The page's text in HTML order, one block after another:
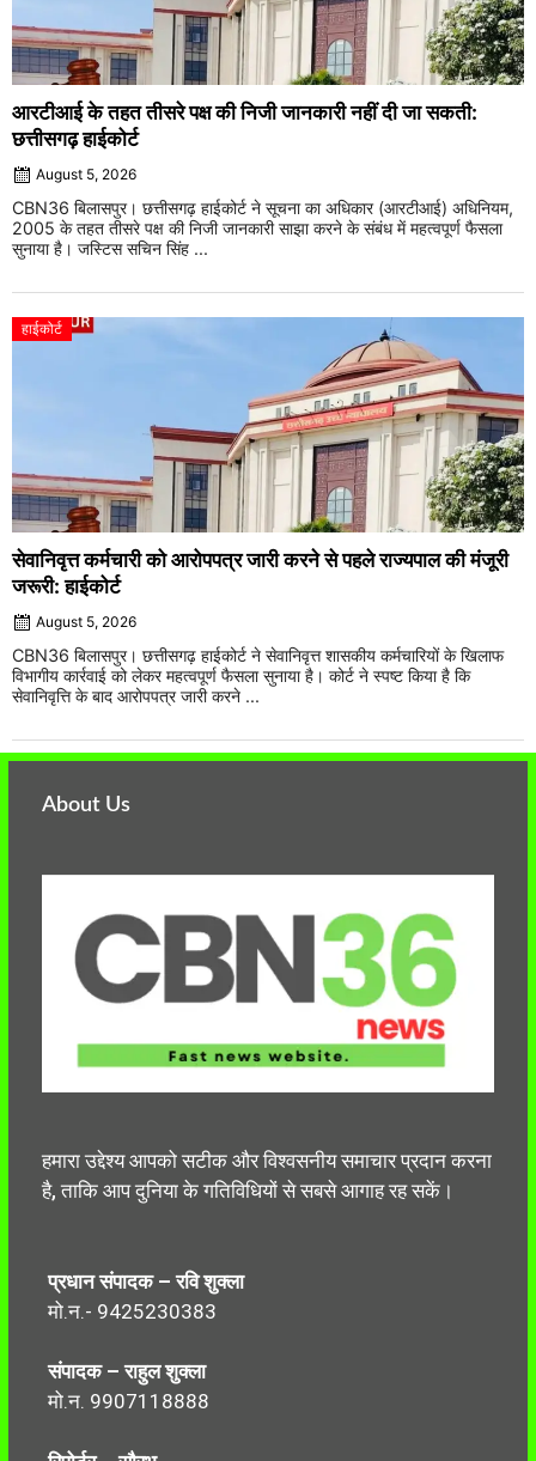
आरटीआई के तहत तीसरे पक्ष की निजी जानकारी नहीं दी जा सकती:
छत्तीसगढ़ हाईकोर्ट
August 5, 2026
CBN36 बिलासपुर। छत्तीसगढ़ हाईकोर्ट ने सूचना का अधिकार (आरटीआई) अधिनियम,
2005 के तहत तीसरे पक्ष की निजी जानकारी साझा करने के संबंध में महत्वपूर्ण फैसला
सुनाया है। जस्टिस सचिन सिंह ...
हाईकोर्ट
सेवानिवृत्त कर्मचारी को आरोपपत्र जारी करने से पहले राज्यपाल की मंजूरी
जरूरी: हाईकोर्ट
August 5, 2026
CBN36 बिलासपुर। छत्तीसगढ़ हाईकोर्ट ने सेवानिवृत्त शासकीय कर्मचारियों के खिलाफ
विभागीय कार्रवाई को लेकर महत्वपूर्ण फैसला सुनाया है। कोर्ट ने स्पष्ट किया है कि
सेवानिवृत्ति के बाद आरोपपत्र जारी करने ...
About Us
हमारा उद्देश्य आपको सटीक और विश्वसनीय समाचार प्रदान करना
है, ताकि आप दुनिया के गतिविधियों से सबसे आगाह रह सकें।
प्रधान संपादक – रवि शुक्ला
मो.न.- 9425230383
संपादक – राहुल शुक्ला
मो.न. 9907118888